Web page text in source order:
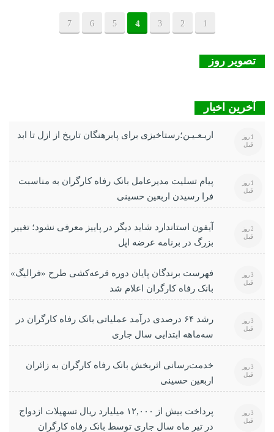
1
2
3
4
5
6
7
تصویر روز
آخرین اخبار
اربـعـیـن؛رستاخیزی برای پابرهنگان تاریخ از ازل تا ابد 1 روز
قبل
پیام تسلیت مدیرعامل بانک رفاه کارگران به مناسبت
فرا رسیدن اربعین حسینی
1 روز
قبل
آیفون استاندارد شاید دیگر در پاییز معرفی نشود؛ تغییر
بزرگ در برنامه عرضه اپل
2 روز
قبل
فهرست برندگان پایان دوره قرعه‌کشی طرح «فرالیگ»
بانک رفاه کارگران اعلام شد
3 روز
قبل
رشد ۶۴ درصدی درآمد عملیاتی بانک رفاه کارگران در
سه‌ماهه ابتدایی سال جاری
3 روز
قبل
خدمت‌رسانی اثربخش بانک رفاه کارگران به زائران
اربعین حسینی
3 روز
قبل
پرداخت بیش از ۱۲,۰۰۰ میلیارد ریال تسهیلات ازدواج
در تیر ماه سال جاری توسط بانک رفاه کارگران
3 روز
قبل